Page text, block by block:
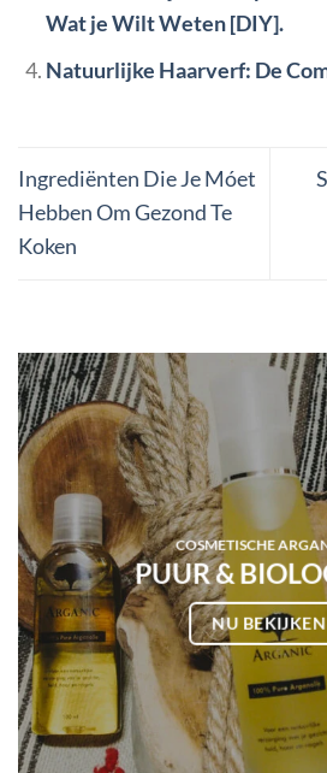
Wat je Wilt Weten [DIY].
Natuurlijke Haarverf: De
Ingrediënten Die Je Móet
Hebben Om Gezond Te
Koken
COSMETISCHE
PUUR &
NU BEKIJKEN